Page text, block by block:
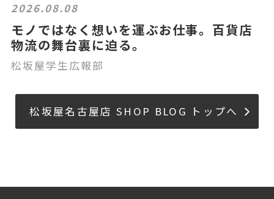
2026.08.08
モノではなく想いを運ぶお仕事。百貨店
物流の舞台裏に迫る。
松坂屋学生広報部
松坂屋名古屋店 SHOP BLOG トップへ